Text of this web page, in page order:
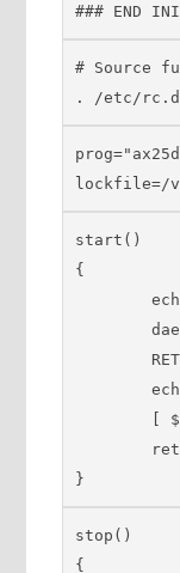
### END
# Source
. /etc/
lockfile=/
start()
{
echo -
[
return
}
stop()
{